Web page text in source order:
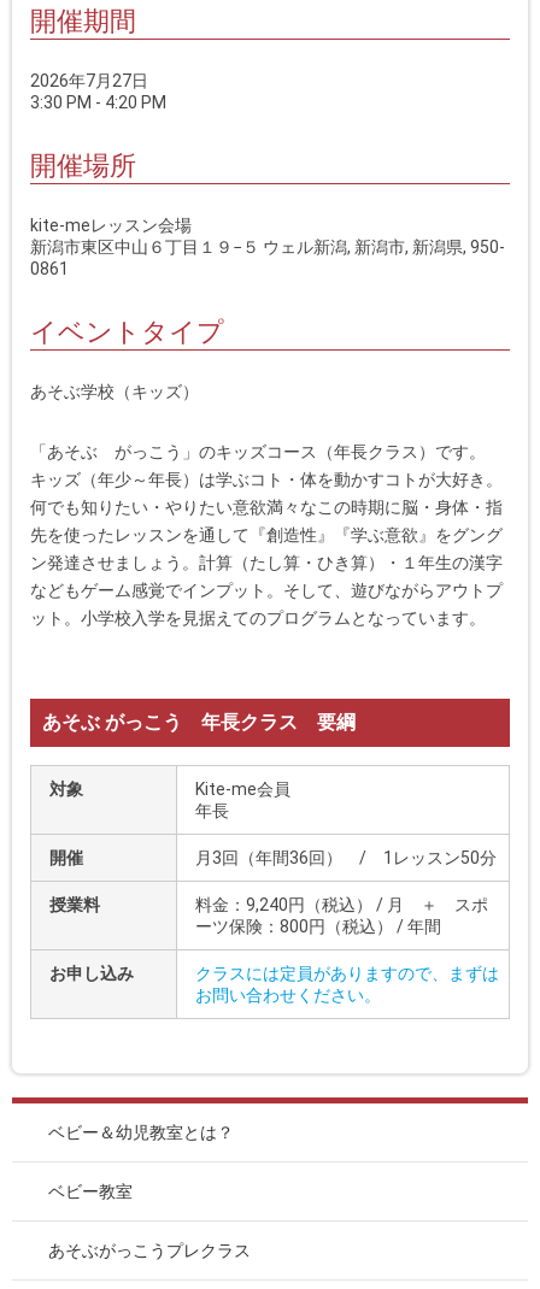
開催期間
2026年7月27日
3:30 PM - 4:20 PM
開催場所
kite-meレッスン会場
新潟市東区中山６丁目１９−５ ウェル新潟, 新潟市, 新潟県, 950-
0861
イベントタイプ
あそぶ学校（キッズ）
「あそぶ がっこう」のキッズコース（年長クラス）です。
キッズ（年少～年長）は学ぶコト・体を動かすコトが大好き。
何でも知りたい・やりたい意欲満々なこの時期に脳・身体・指
先を使ったレッスンを通して『創造性』『学ぶ意欲』をグング
ン発達させましょう。計算（たし算・ひき算）・１年生の漢字
などもゲーム感覚でインプット。そして、遊びながらアウトプ
ット。小学校入学を見据えてのプログラムとなっています。
あそぶ がっこう 年長クラス 要綱
対象
Kite-me会員
年長
開催 月3回（年間36回） / 1レッスン50分
授業料
料金：9,240円（税込） / 月 ＋ スポ
ーツ保険：800円（税込） / 年間
お申し込み
クラスには定員がありますので、まずは
お問い合わせください。
ベビー＆幼児教室とは？
ベビー教室
あそぶがっこうプレクラス